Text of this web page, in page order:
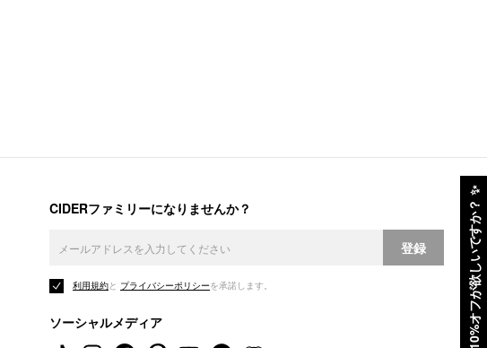
10%オフが欲しいですか？
✨
CIDERファミリーになりませんか？
登録
利用規約と プライバシーポリシーを承諾します。
ソーシャルメディア